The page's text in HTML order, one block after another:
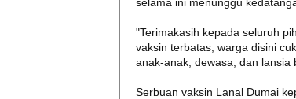
"Terimakasih kepada seluruh
vaksin terbatas, warga disini
anak-anak, dewasa, dan lansia
Serbuan vaksin Lanal Dumai